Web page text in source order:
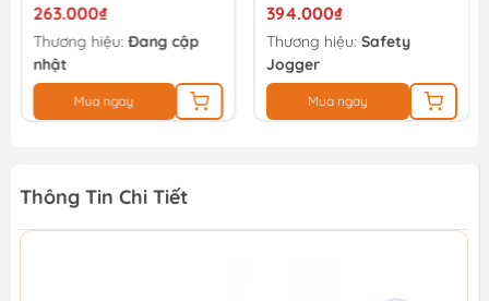
263.000₫
Thương hiệu: Đang cập
nhật
Mua ngay
394.000₫
Thương hiệu: Safety
Jogger
Mua ngay
Thông Tin Chi Tiết